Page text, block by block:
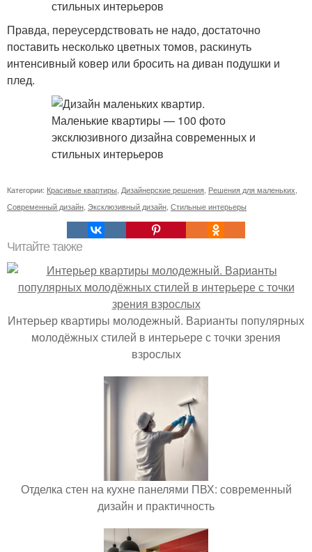
Правда, переусердствовать не надо, достаточно
поставить несколько цветных томов, раскинуть
интенсивный ковер или бросить на диван подушки и
плед.
Категории: Красивые квартиры Дизайнерские решения Решения для маленьких
Современный дизайн Эксклюзивный дизайн Стильные интерьеры
Читайте также
Интерьер квартиры молодежный. Варианты популярных
молодёжных стилей в интерьере с точки зрения
взрослых
Отделка стен на кухне панелями ПВХ: современный
дизайн и практичность